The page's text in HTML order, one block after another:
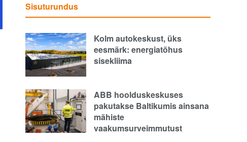
Sisuturundus
Kolm autokeskust, üks
eesmärk: energiatõhus
sisekliima
ABB hoolduskeskuses
pakutakse Baltikumis ainsana
mähiste
vaakumsurveimmutust